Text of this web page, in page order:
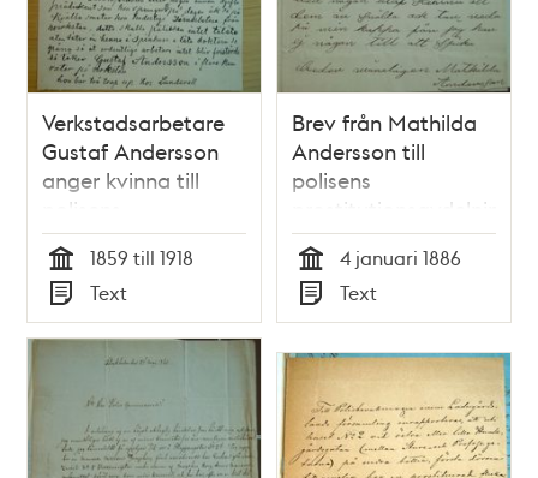
Verkstadsarbetare
Gustaf Andersson
anger kvinna till
polisens
prostitutionsavdelning
Tid
1859 till 1918
Typ
Text
Brev från Mathilda
Andersson till
polisens
prostitutionsavdelning,
1886
Tid
4 januari 1886
Typ
Text